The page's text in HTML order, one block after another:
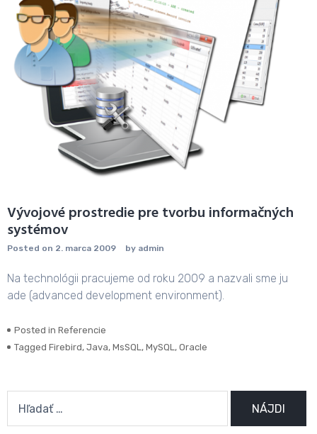
Vývojové prostredie pre tvorbu informačných
systémov
Posted on 2. marca 2009 by admin
Na technológii pracujeme od roku 2009 a nazvali sme ju
ade (advanced development environment).
Posted in Referencie
Tagged Firebird, Java, MsSQL, MySQL, Oracle